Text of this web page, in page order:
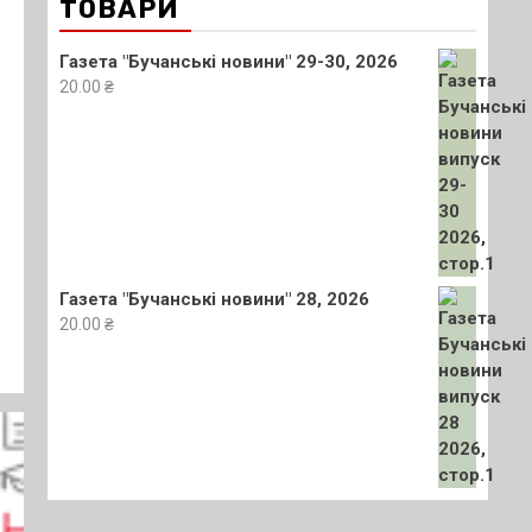
ТОВАРИ
Газета "Бучанські новини" 29-30, 2026
20.00 ₴
Газета "Бучанські новини" 28, 2026
20.00 ₴